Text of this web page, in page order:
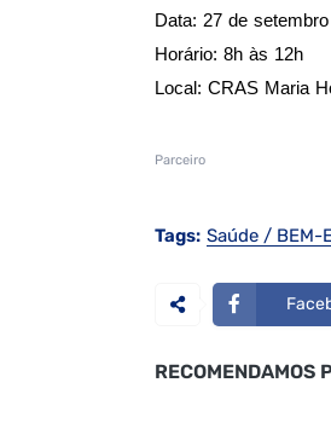
Data: 27 de
Horário: 8h às 12h
Local: CRAS Maria
Parceiro
Tags: Saúde / BEM-
RECOMENDAMOS